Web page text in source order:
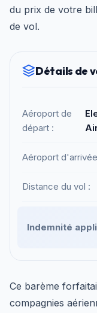
du prix de votre
de vol.
Détails de
Aéroport de
départ :
Aéroport
Distance du vol :
Indemnité
Ce barème
compagnies